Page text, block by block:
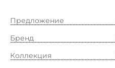
Предложение
Бренд
Коллекция